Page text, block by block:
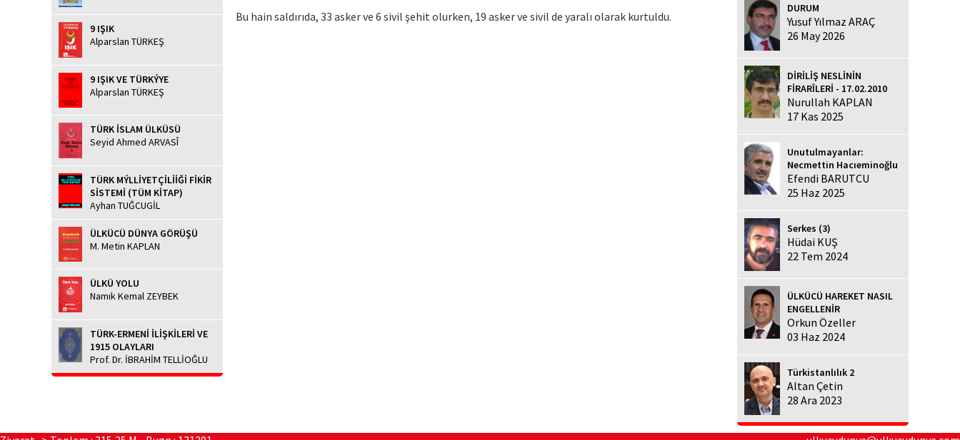
9 IŞIK
Alparslan TÜRKEŞ
9 IŞIK VE TÜRKÝYE
Alparslan TÜRKEŞ
TÜRK İSLAM ÜLKÜSÜ
Seyid Ahmed ARVASÎ
TÜRK MÝLLİYETÇİLİİĞİ FİKİR
SİSTEMİ (TÜM KİTAP)
Ayhan TUĞCUGİL
ÜLKÜCÜ DÜNYA GÖRÜŞÜ
M. Metin KAPLAN
ÜLKÜ YOLU
Namık Kemal ZEYBEK
TÜRK-ERMENİ İLİŞKİLERİ VE
1915 OLAYLARI
Prof. Dr. İBRAHİM TELLİOĞLU
Bu hain saldırıda, 33 asker ve 6 sivil şehit olurken, 19 asker ve sivil de yaralı olarak kurtuldu.
DURUM
Yusuf Yılmaz ARAÇ
26 May 2026
DİRİLİŞ NESLİNİN
FİRARÎLERİ - 17.02.2010
Nurullah KAPLAN
17 Kas 2025
Unutulmayanlar:
Necmettin Hacıeminoğlu
Efendi BARUTCU
25 Haz 2025
Serkes (3)
Hüdai KUŞ
22 Tem 2024
ÜLKÜCÜ HAREKET NASIL
ENGELLENİR
Orkun Özeller
03 Haz 2024
Türkistanlılık 2
Altan Çetin
28 Ara 2023